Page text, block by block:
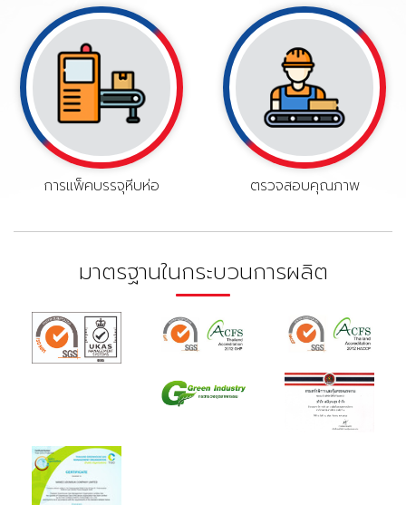
การแพ็คบรรจุหีบห่อ ตรวจสอบคุณภาพ
มาตรฐานในกระบวนการผลิต